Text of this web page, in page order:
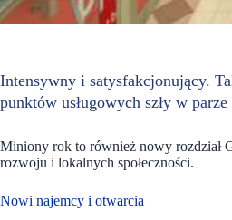
Intensywny i satysfakcjonujący.
punktów usługowych szły w
Miniony rok to również nowy rozdział
rozwoju i lokalnych społeczności.
Nowi najemcy i otwarcia